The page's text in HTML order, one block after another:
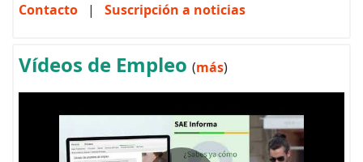
Contacto | Suscripción a noticias
Vídeos de Empleo (más)